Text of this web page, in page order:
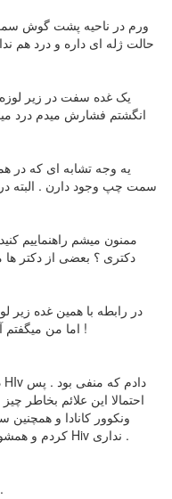
انگشتم فشارش میدم درد
یه وجه تشابه ای که در
سمت چپ وجود دارن . البته
ممنون میشم راهنماییم
دکتری ؟ بعضی از دکتر
در رابطه با همین غده زیر
اما من میگفتم آقای دکتر خودم دارم لمسش میکنم !
احتمالا این علائم بخاطر
ونکوور کانادا و
کردم و همشون گفتن منفی بعد از سه ماه یعنی Hiv نداری .
خلاصه ممنون میشم راهنماییم کنید .